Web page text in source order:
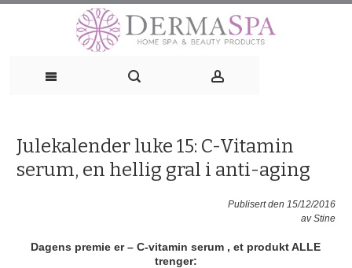
to
content
Julekalender luke 15: C-Vitamin
serum, en hellig gral i anti-aging
Publisert den 15/12/2016
avStine
Dagens premie er – C-vitamin serum , et produkt ALLE
trenger: